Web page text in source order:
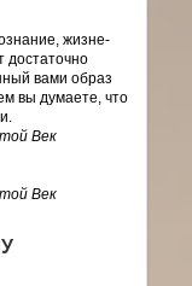
жизне-
достаточно
вами образ
вы думаете, что
Век
Век